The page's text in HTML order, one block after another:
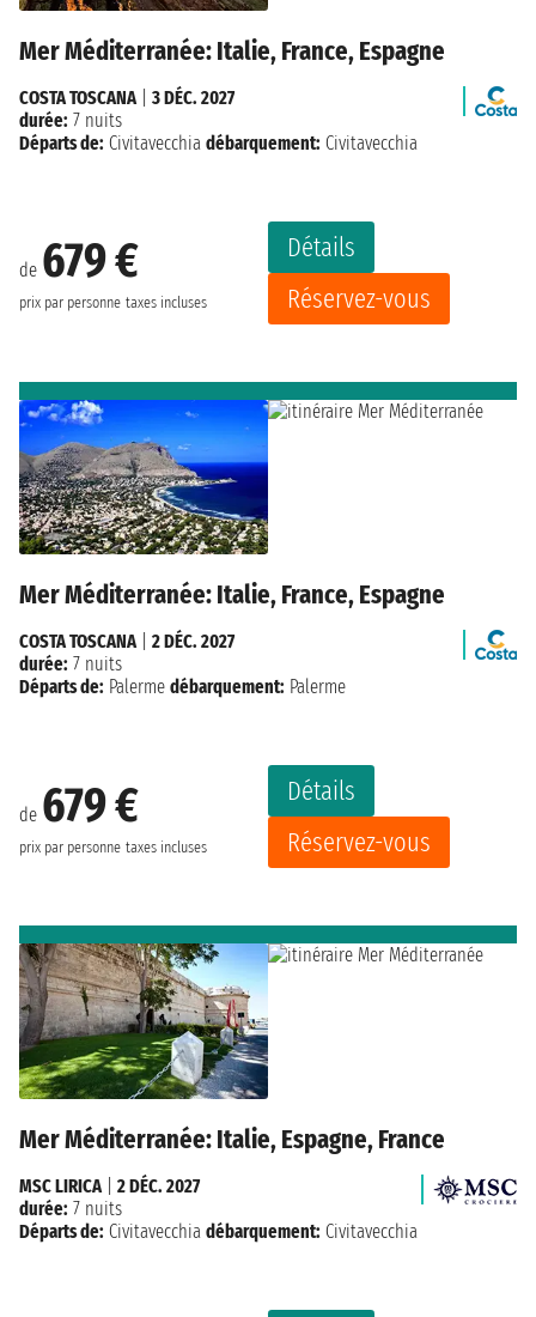
Mer Méditerranée: Italie, France, Espagne
de 679 €
prix par personne taxes incluses
Détails
Réservez-vous
COSTA TOSCANA
3 DÉC. 2027
durée: 7 nuits
Départs de: Civitavecchia débarquement: Civitavecchia
Mer Méditerranée: Italie, France, Espagne
de 679 €
prix par personne taxes incluses
Détails
Réservez-vous
COSTA TOSCANA| 2 DÉC. 2027
durée: 7 nuits
Départs de: Palerme débarquement: Palerme
Mer Méditerranée: Italie, Espagne, France
MSC LIRICA
2 DÉC. 2027
durée: 7 nuits
Départs de: Civitavecchia débarquement: Civitavecchia